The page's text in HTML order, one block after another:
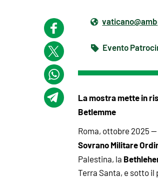
Evento
La mostra mette in
Betlemme
Roma, ottobre 2025 —
Sovrano Militare
Palestina, la
Terra Santa, e sotto il